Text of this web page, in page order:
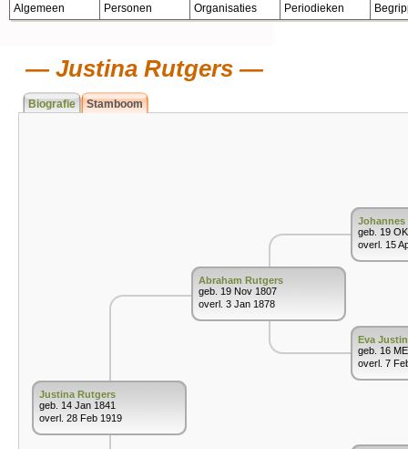
Algemeen Personen Organisaties Periodieken
Justina Rutgers
Biografie Stamboom
Justina Rutgers
geb. 14 Jan 1841
overl. 28 Feb 1919
Abraham Rutgers
geb. 19 Nov 1807
overl. 3 Jan 1878
Johannes
geb. 19
overl. 15
Eva
geb. 16
overl. 7